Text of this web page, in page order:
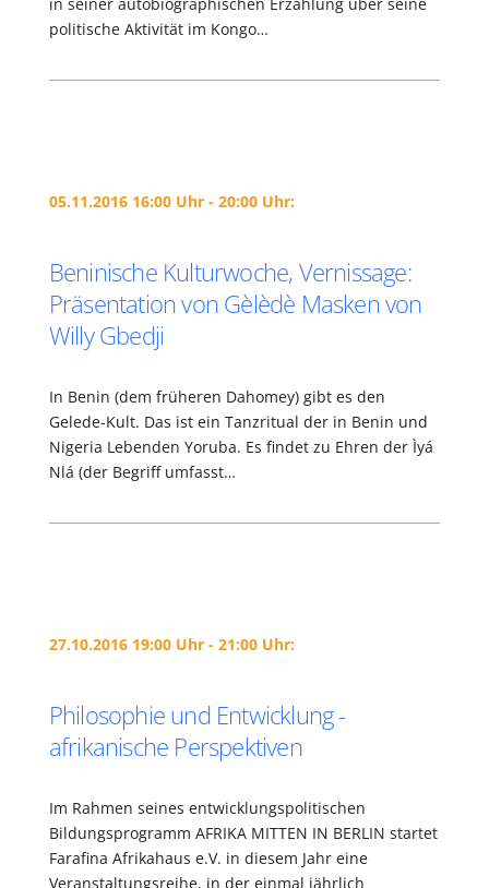
politische Aktivität im Kongo…
05.11.2016 16:00 Uhr - 20:00 Uhr:
Beninische Kulturwoche, Vernissage:
Präsentation von Gèlèdè Masken von
Willy Gbedji
In Benin (dem früheren Dahomey) gibt es den
Gelede-Kult. Das ist ein Tanzritual der in Benin und
Nigeria Lebenden Yoruba. Es findet zu Ehren der Ìyá
Nlá (der Begriff umfasst…
27.10.2016 19:00 Uhr - 21:00 Uhr:
Philosophie und Entwicklung -
afrikanische Perspektiven
Im Rahmen seines entwicklungspolitischen
Bildungsprogramm AFRIKA MITTEN IN BERLIN startet
Farafina Afrikahaus e.V. in diesem Jahr eine
Veranstaltungsreihe, in der einmal jährlich